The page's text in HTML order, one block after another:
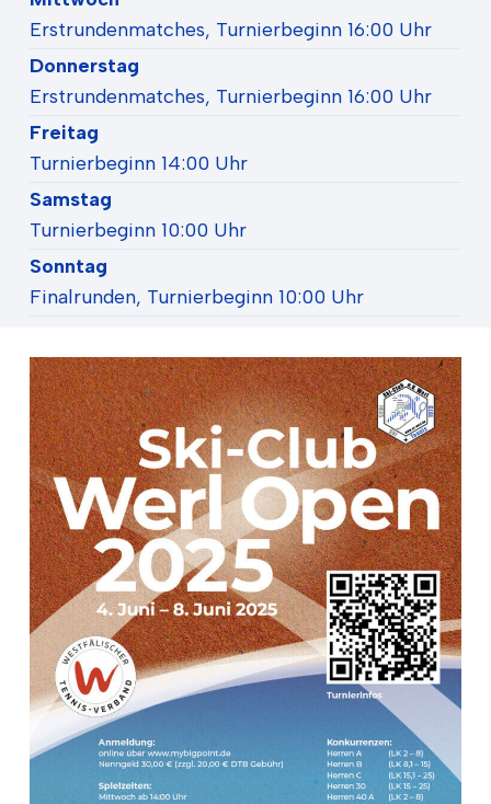
Erstrundenmatches, Turnierbeginn 16:00 Uhr
Donnerstag
Erstrundenmatches, Turnierbeginn 16:00 Uhr
Freitag
Turnierbeginn 14:00 Uhr
Samstag
Turnierbeginn 10:00 Uhr
Sonntag
Finalrunden, Turnierbeginn 10:00 Uhr